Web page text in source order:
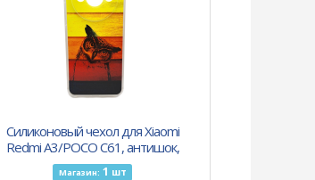
Силиконовый чехол для Xiaomi
Redmi A3/POCO C61, антишок,
принт, сова на разноцветном фоне
Магазин: 1 шт